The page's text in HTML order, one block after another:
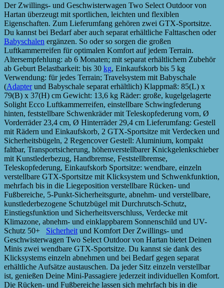
Der Zwillings- und Geschwisterwagen Two Select Outdoor von
Hartan überzeugt mit sportlichen, leichten und flexiblen
Eigenschaften. Zum Lieferumfang gehören zwei GTX-Sportsitze.
Du kannst bei Bedarf aber auch separat erhältliche Falttaschen oder
Babyschalen ergänzen. So oder so sorgen die großen
Luftkammerreifen für optimalen Komfort auf jedem Terrain.
Altersempfehlung: ab 6 Monaten; mit separat erhältlichem Zubehör
ab Geburt Belastbarkeit: bis 30 kg, Einkaufskorb bis 5 kg
Verwendung: für jedes Terrain; Travelsystem mit Babyschale
(Adapterund Babyschale separat erhältlich) Klappmaß: 85(L) x
79(B) x 37(H) cm Gewicht: 13,6 kg Räder: große, kugelgelagerte
Solight Ecco Luftkammerreifen, einstellbare Schwingfederung
hinten, feststellbare Schwenkräder mit Teleskopfederung vorn, Ø
Vorderräder 23,4 cm, Ø Hinterräder 29,4 cm Lieferumfang: Gestell
mit Rädern und Einkaufskorb, 2 GTX-Sportsitze mit Verdecken und
Sicherheitsbügeln, 2 Regencover Gestell: Aluminium, kompakt
faltbar, Transportsicherung, höhenverstellbarer Knickgelenkschieber
mit Kunstlederbezug, Handbremse, Feststellbremse,
Teleskopfederung, Einkaufskorb Sportsitze: wendbare, einzeln
verstellbare GTX-Sportsitze mit Klicksystem und Schwenkfunktion,
mehrfach bis in die Liegeposition verstellbare Rücken- und
Fußbereiche, 5-Punkt-Sicherheitsgurte, abnehm- und verstellbare,
kunstlederbezogene Schutzbügel mit Durchrutsch-Schutz,
Einstiegsfunktion und Sicherheitsverschluss, Verdecke mit
Klimazone, abnehm- und einklappbarem Sonnenschild und UV-
Schutz 50+ Sicherheit und Komfort Der Zwillings- und
Geschwisterwagen Two Select Outdoor von Hartan bietet Deinen
Minis zwei wendbare GTX-Sportsitze. Du kannst sie dank des
Klicksystems einzeln abnehmen und bei Bedarf gegen separat
erhältliche Aufsätze austauschen. Da jeder Sitz einzeln verstellbar
ist, genießen Deine Mini-Passagiere jederzeit individuellen Komfort.
Die Rücken- und Fußbereiche lassen sich mehrfach bis in die